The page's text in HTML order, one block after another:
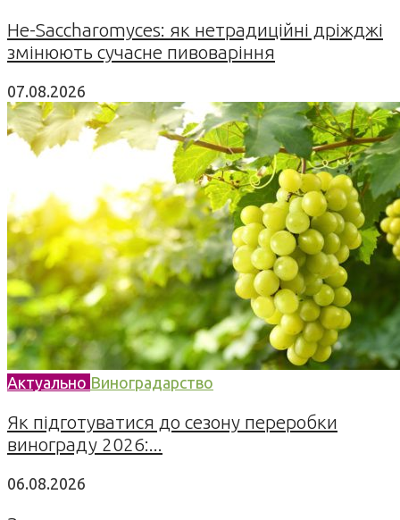
Не-Saccharomyces: як нетрадиційні дріжджі
змінюють сучасне пивоваріння
07.08.2026
Актуально Виноградарство
Як підготуватися до сезону переробки
винограду 2026:...
06.08.2026